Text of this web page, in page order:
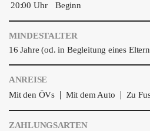
20:00 Uhr
Beginn
MINDESTALTER
16 Jahre (od. in Begleitung eines
ANREISE
Mit den ÖVs | Mit dem Auto | Zu
ZAHLUNGSARTEN